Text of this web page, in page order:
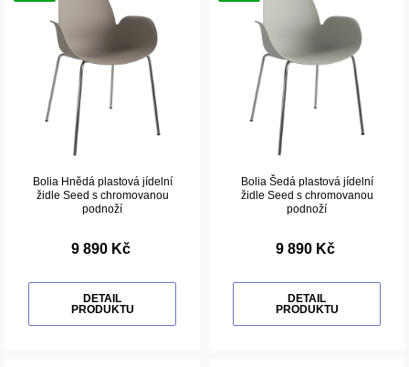
Bolia Hnědá plastová jídelní
židle Seed s chromovanou
podnoží
9 890 Kč
DETAIL
PRODUKTU
Bolia Šedá plastová jídelní
židle Seed s chromovanou
podnoží
9 890 Kč
DETAIL
PRODUKTU